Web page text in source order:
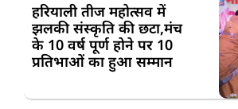
हरियाली तीज महोत्सव में
झलकी संस्कृति की छटा,मंच
के 10 वर्ष पूर्ण होने पर 10
प्रतिभाओं का हुआ सम्मान